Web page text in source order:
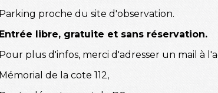
Parking proche du site d'observation.
Entrée libre, gratuite et sans réservation.
Pour plus d'infos, merci d'adresser un mail à
Mémorial de la cote 112,